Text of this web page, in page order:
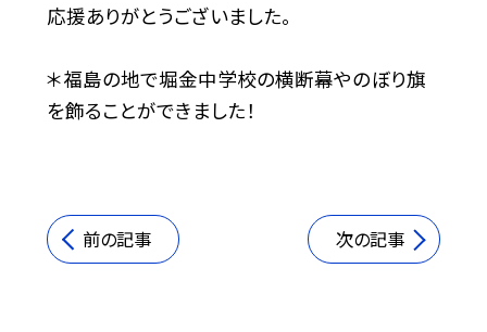
応援ありがとうございました。
＊福島の地で堀金中学校の横断幕やのぼり旗
を飾ることができました！
前の記事 次の記事